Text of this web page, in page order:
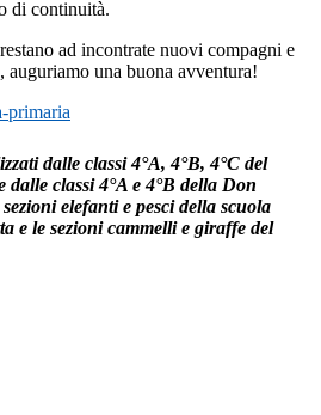
di continuità.
ad incontrate nuovi compagni e
auguriamo una buona avventura!
primaria
dalle classi 4°A, 4°B, 4°C del
dalle classi 4°A e 4°B della Don
elefanti e pesci della scuola
e le sezioni cammelli e giraffe del